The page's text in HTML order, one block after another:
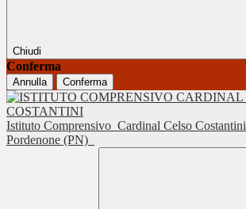
Chiudi
Conferma
Annulla Conferma
Istituto Comprensivo Cardinal Celso Costantini
Pordenone (PN)